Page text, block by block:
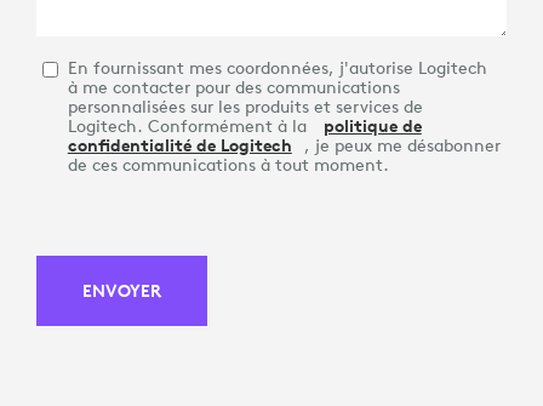
En fournissant mes coordonnées, j'autorise Logitech
à me contacter pour des communications
personnalisées sur les produits et services de
Logitech. Conformément à la
politique de
confidentialité de Logitech
, je peux me désabonner
de ces communications à tout moment.
ENVOYER